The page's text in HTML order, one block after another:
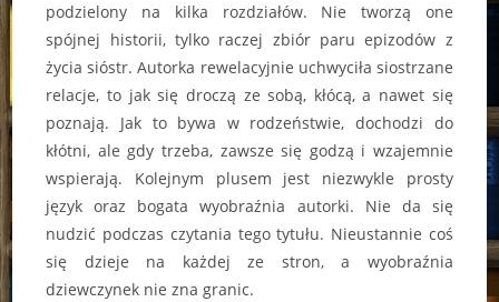
podzielony na kilka rozdziałów. Nie tworzą one
spójnej historii, tylko raczej zbiór paru epizodów z
życia sióstr. Autorka rewelacyjnie uchwyciła siostrzane
relacje, to jak się droczą ze sobą, kłócą, a nawet się
poznają. Jak to bywa w rodzeństwie, dochodzi do
kłótni, ale gdy trzeba, zawsze się godzą i wzajemnie
wspierają. Kolejnym plusem jest niezwykle prosty
język oraz bogata wyobraźnia autorki. Nie da się
nudzić podczas czytania tego tytułu. Nieustannie coś
się dzieje na każdej ze stron, a wyobraźnia
dziewczynek nie zna granic.